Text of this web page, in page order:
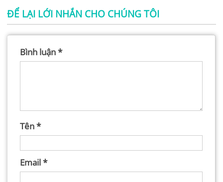
ĐỂ LẠI LỚI NHẮN CHO CHÚNG TÔI
Bình luận*
Tên*
Email*